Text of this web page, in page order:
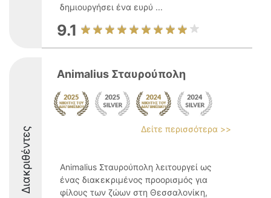
δημιουργήσει ένα ευρύ ...
9.1
Διακριθέντες
Animalius Σταυρούπολη
Δείτε περισσότερα >>
Animalius Σταυρούπολη λειτουργεί ως
ένας διακεκριμένος προορισμός για
φίλους των ζώων στη Θεσσαλονίκη,